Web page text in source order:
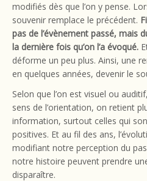
modifiés dès que l’on y pense.
souvenir remplace le précédent.
pas de l’évènement passé, mais
la dernière fois qu’on l’a évoqué.
déforme un peu plus. Ainsi, une
en quelques années, devenir le
Selon que l’on est visuel ou
sens de l’orientation, on retient
information, surtout celles qui
positives. Et au fil des ans,
modifiant notre perception du
notre histoire peuvent prendre
disparaître.